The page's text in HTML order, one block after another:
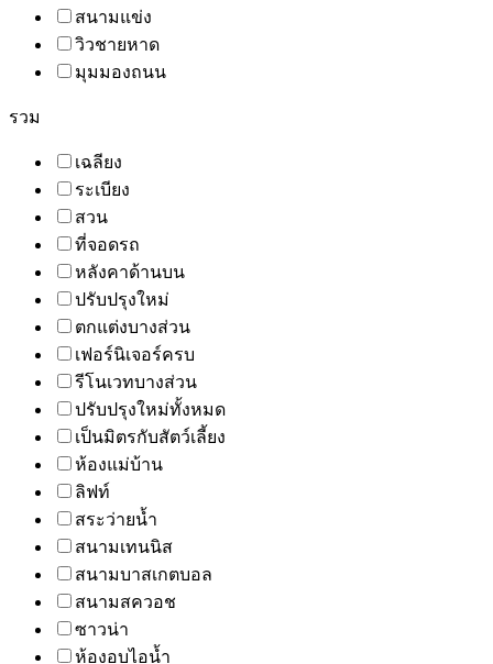
สนามแข่ง
วิวชายหาด
มุมมองถนน
รวม
เฉลียง
ระเบียง
สวน
ที่จอดรถ
หลังคาด้านบน
ปรับปรุงใหม่
ตกแต่งบางส่วน
เฟอร์นิเจอร์ครบ
รีโนเวทบางส่วน
ปรับปรุงใหม่ทั้งหมด
เป็นมิตรกับสัตว์เลี้ยง
ห้องแม่บ้าน
ลิฟท์
สระว่ายน้ำ
สนามเทนนิส
สนามบาสเกตบอล
สนามสควอช
ซาวน่า
ห้องอบไอน้ำ